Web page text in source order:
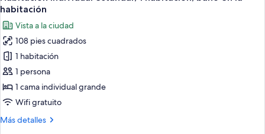
todas
las
fotos
de
Habitación
individual
estándar,
1
baño
habitación
Vista a la ciudad
108 pies cuadrados
1 habitación
1 persona
1 cama individual grande
Wifi gratuito
Más detalles
Más